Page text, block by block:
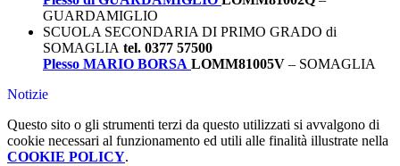
GUARDAMIGLIO
SCUOLA SECONDARIA DI PRIMO GRADO di
SOMAGLIA tel. 0377 57500
Plesso MARIO BORSA LOMM81005V – SOMAGLIA
Notizie
Questo sito o gli strumenti terzi da questo utilizzati si avvalgono di
cookie necessari al funzionamento ed utili alle finalità illustrate nella
COOKIE POLICY.